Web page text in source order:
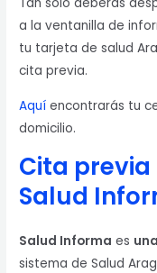
a la ventanilla de
tu tarjeta de salud
cita previa.
Aquíencontrarás tu
domicilio.
Cita
Salud
Salud Informa es
sistema de Salud